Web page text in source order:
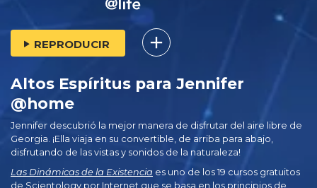
REPRODUCIR
Altos Espíritus para Jennifer
@home
Jennifer descubrió la mejor manera de disfrutar del aire libre de
Georgia. ¡Ella viaja en su convertible, de arriba para abajo,
disfrutando de las vistas y sonidos de la naturaleza!
Las Dinámicas de la Existencia es uno de los 19 cursos gratuitos
de Scientology por Internet que se basa en los principios de